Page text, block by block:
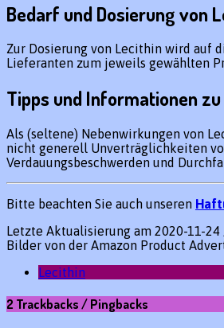
Bedarf und Dosierung von
Zur Dosierung von Lecithin wird auf
Lieferanten zum jeweils gewählten
Tipps und Informationen
Als (seltene) Nebenwirkungen von
nicht generell Unverträglichkeiten
Verdauungsbeschwerden und
Bitte beachten Sie auch unseren
Letzte Aktualisierung am 2020-11-
Bilder von der Amazon Product
Lecithin
2 Trackbacks / Pingbacks